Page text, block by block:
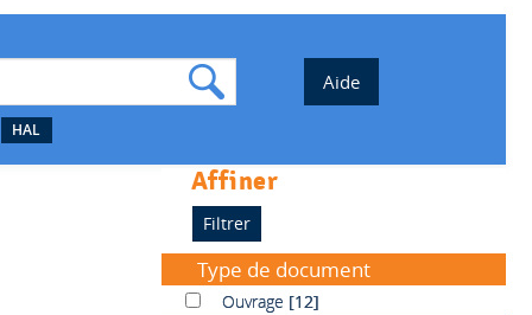
HAL
affiner
Type de document
OuvrageOuvrage [12]